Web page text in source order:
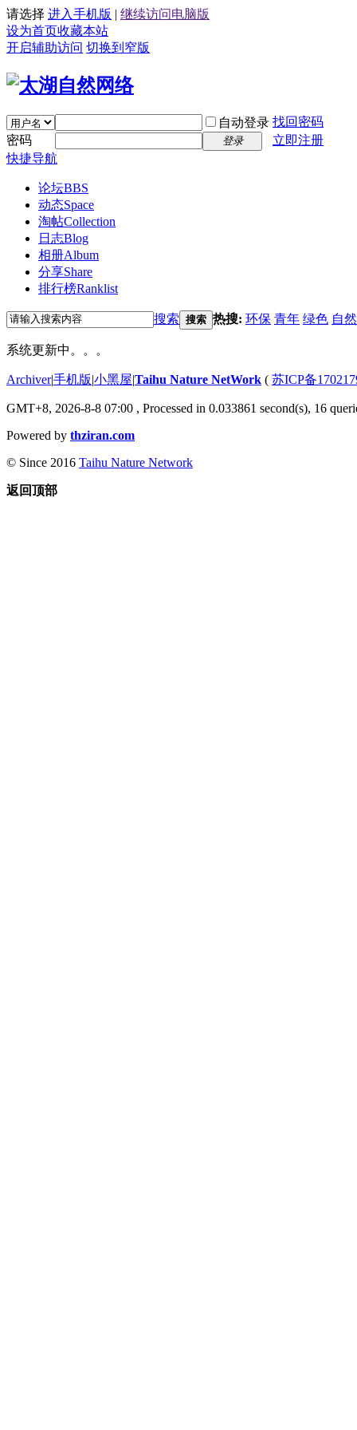
请选择 进入手机版 | 继续访问电脑版
设为首页收藏本站
开启辅助访问 切换到窄版
自动登录 找回密码
密码
登录
立即注册
快捷导航
论坛BBS
动态Space
淘帖Collection
日志Blog
相册Album
分享Share
排行榜Ranklist
搜索 搜索 热搜: 环保 青年 绿色 自
系统更新中。。。
Archiver|手机版|小黑屋|Taihu Nature NetWork ( 苏ICP备
GMT+8, 2026-8-8 07:00 , Processed in 0.033861 second(s), 16
Powered by thziran.com
© Since 2016 Taihu Nature Network
返回顶部